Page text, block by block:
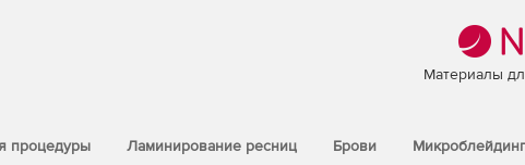
Материалы
процедуры Ламинирование ресниц Брови Микроблейдинг